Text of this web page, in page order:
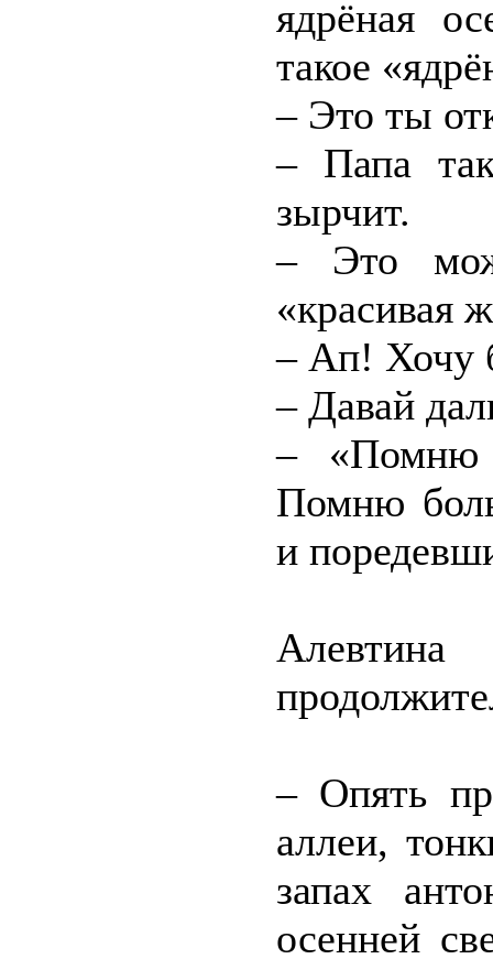
ядрёная
такое
– Это ты
– Папа
зырчит.
– Это
«красивая
– Ап! Хочу
– Давай
– «Помню
Помню
и
– Опять
аллеи,
запах
осенней